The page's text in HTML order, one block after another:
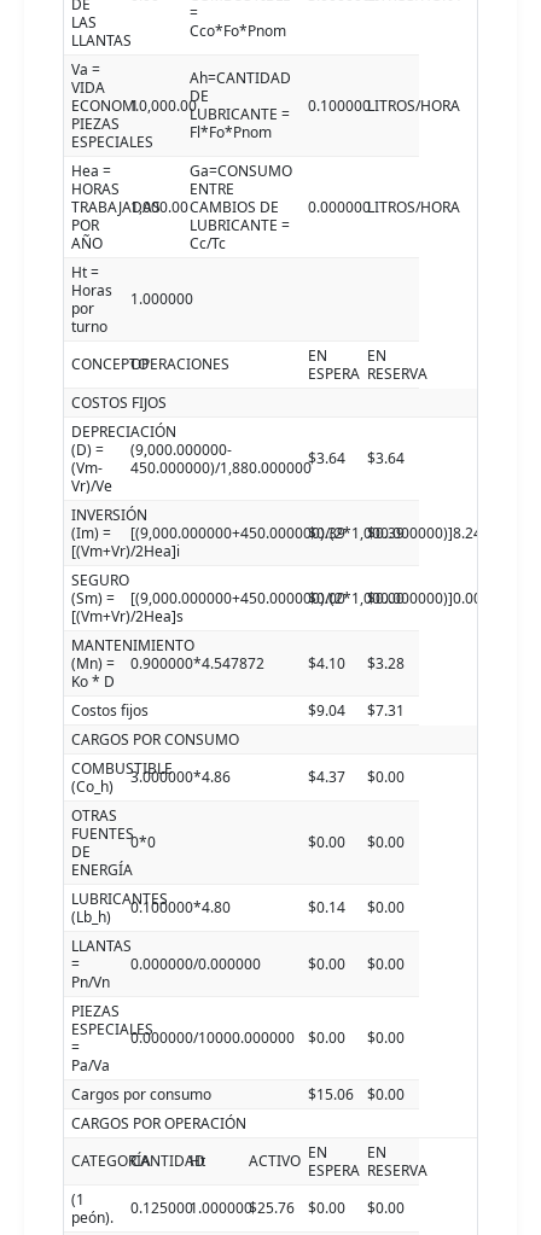
DE
LAS
LLANTAS
=
Cco*Fo*Pnom
Va =
VIDA
ECONOM.
PIEZAS
ESPECIALES
10,000.00
Ah=CANTIDAD
DE
LUBRICANTE =
Fl*Fo*Pnom
0.100000LITROS/HORA
Hea =
HORAS
TRABAJADAS
POR
AÑO
1,000.00
Ga=CONSUMO
ENTRE
CAMBIOS DE
LUBRICANTE =
Cc/Tc
0.000000LITROS/HORA
Ht =
Horas
por
turno
1.000000
CONCEPTOOPERACIONES
EN
ESPERA
EN
RESERVA
COSTOS FIJOS
DEPRECIACIÓN
(D) =
(Vm-
Vr)/Ve
(9,000.000000-
450.000000)/1,880.000000$3.64 $3.64
INVERSIÓN
(Im) =
[(Vm+Vr)/2Hea]i
[(9,000.000000+450.000000)/(2*1,000.000000)]8.240000
$0.39 $0.39
SEGURO
(Sm) =
[(Vm+Vr)/2Hea]s
[(9,000.000000+450.000000)/(2*1,000.000000)]0.000000
$0.00 $0.00
MANTENIMIENTO
(Mn) =
Ko * D
0.900000*4.547872 $4.10 $3.28
Costos fijos $9.04
$7.31
CARGOS POR CONSUMO
COMBUSTIBLE
(Co_h)
3.000000*4.86 $4.37
$0.00
OTRAS
FUENTES
DE
ENERGÍA
0*0 $0.00 $0.00
LUBRICANTES
(Lb_h)
0.100000*4.80 $0.14
$0.00
LLANTAS
=
Pn/Vn
0.000000/0.000000 $0.00 $0.00
PIEZAS
ESPECIALES
=
Pa/Va
0.000000/10000.000000 $0.00 $0.00
Cargos por consumo $15.06
$0.00
CARGOS POR OPERACIÓN
CATEGORÍACANTIDAD
Ht ACTIVO EN
ESPERA
EN
RESERVA
(1
peón).
0.1250001.000000$25.76 $0.00
$0.00